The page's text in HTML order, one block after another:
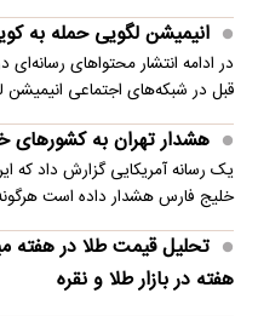
انیمیشن لگویی حمله به
در ادامه انتشار محتواهای رسانه‌ای
قبل در شبکه‌های اجتماعی
هشدار تهران به کشورهای
یک رسانه آمریکایی گزارش داد که
خلیج فارس هشدار داده است
هفته در بازار طلا و نقره